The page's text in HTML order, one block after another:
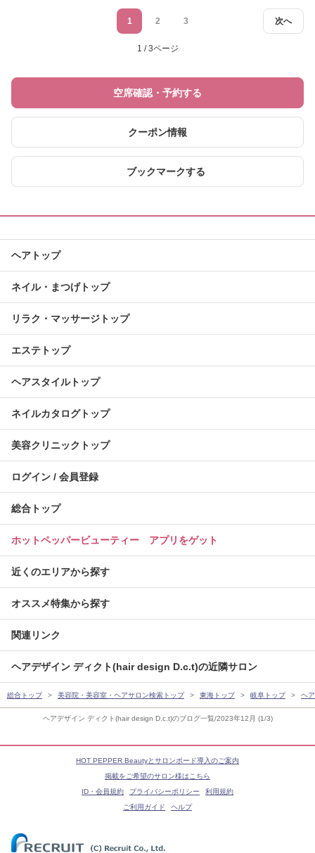
ヘアデザイン ディクト(hair design D.c.t)のブログ一覧/2023年12月 (1/3)
次へ
1 2 3
1 / 3ページ
空席確認・予約する
クーポン情報
ブックマークする
ヘアトップ
ネイル・まつげトップ
リラク・マッサージトップ
エステトップ
ヘアスタイルトップ
ネイルカタログトップ
美容クリニックトップ
ログイン / 会員登録
総合トップ
ホットペッパービューティー アプリをゲット
近くのエリアから探す
オススメ特集から探す
関連リンク
ヘアデザイン ディクト(hair design D.c.t)の近隣サロン
総合トップ 美容院・美容室・ヘアサロン検索トップ 東海トップ 岐阜トップ ヘ
HOT PEPPER Beautyとサロンボード導入のご案内
掲載をご希望のサロン様はこちら
ID・会員規約
プライバシーポリシー
利用規約
ご利用ガイド
ヘルプ